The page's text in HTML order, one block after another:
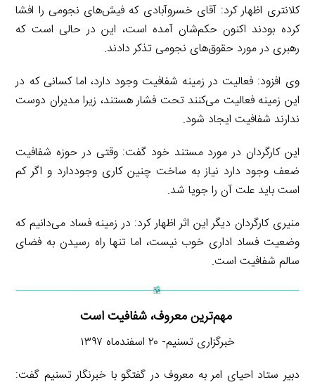
کلانتری اظهار کرد: آقای خسروآبادی که فیش‌های نجومی را افشا
کرده بودند اکنون حکم‌شان آمده است، این در حالی است که
رهبری در مورد حقوق‌های نجومی تذکر دادند.
وی افزود: فعالیت در زمینه شفافیت وجود دارد، اما کسانی که در
این زمینه فعالیت می‌کنند تحت فشار هستند، زیرا مدیران دوست
ندارند شفافیت ایجاد شود.
این کارگردان در مورد مستند خود گفت: وقتی در حوزه شفافیت
ضعف وجود دارد نیاز به ساخت چنین کاری وجوددارد و اگر کم
است باید علت آن را جویا شد.
منیری کارگردان دیگر این اثر اظهار کرد: در زمینه فساد می‌دانیم که
وضعیت فساد اداری خوب نیست، اما تنها راه رسیدن به فضای
سالم شفافیت است.
مهم‌ترین معروف، شفافیت است
خبرگزاری تسنیم- ۲۰ اسفندماه ۱۳۹۷
دبیر ستاد احیای امر به معروف در گفتگو با خبرنگار تسنیم گفت: